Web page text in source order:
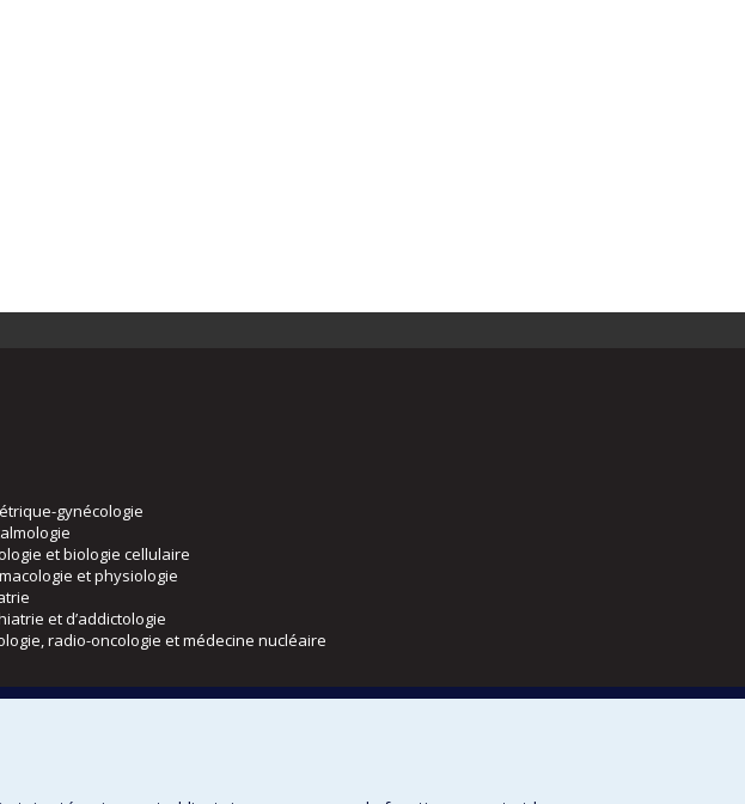
gynécologie
et biologie cellulaire
et physiologie
et d’addictologie
radio-oncologie et médecine nucléaire